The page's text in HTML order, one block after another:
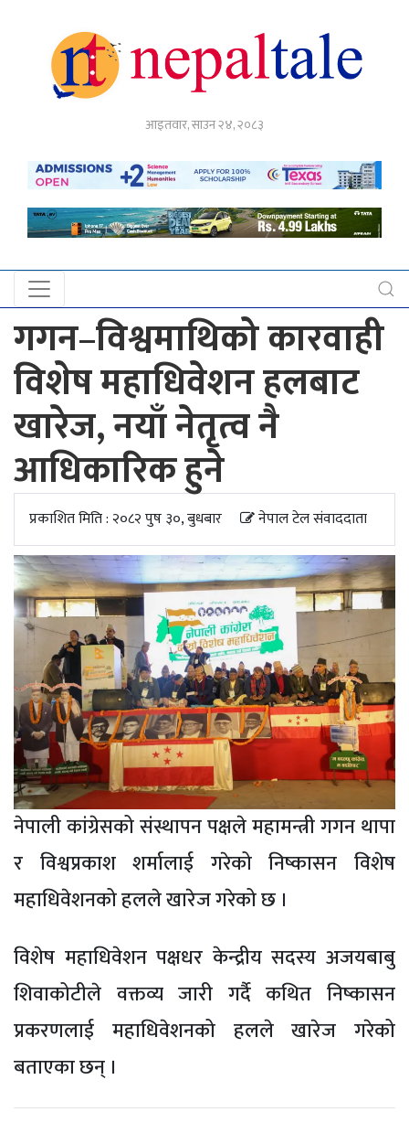
आइतवार, साउन २४, २०८३
अर्थ
नेपाल
प्रदेश
खबर
अन्तर्राष्ट्रिय
युके
अपडेट
खेलकुद
स्वास्थ्य/
जिबनशैली
गगन–विश्वमाथिको कारवाही
विशेष महाधिवेशन हलबाट
खारेज, नयाँ नेतृत्व नै
आधिकारिक हुने
प्रकाशित मिति : २०८२ पुष ३०, बुधबार नेपाल टेल संवाददाता
नेपाली कांग्रेसको संस्थापन पक्षले महामन्त्री गगन थापा
र विश्वप्रकाश शर्मालाई गरेको निष्कासन विशेष
महाधिवेशनको हलले खारेज गरेको छ ।
विशेष महाधिवेशन पक्षधर केन्द्रीय सदस्य अजयबाबु
शिवाकोटीले वक्तव्य जारी गर्दै कथित निष्कासन
प्रकरणलाई महाधिवेशनको हलले खारेज गरेको
बताएका छन् ।